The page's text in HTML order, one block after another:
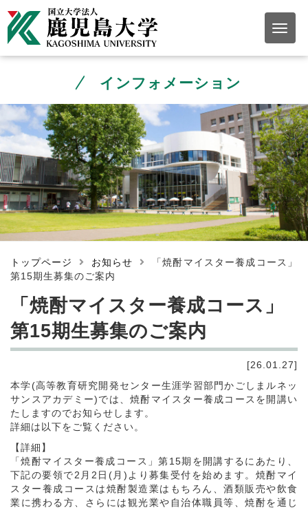
インフォメーション
トップページ お知らせ
「焼酎マイスター養成コース」
第15期生募集のご案内
「焼酎マイスター養成コース」
第15期生募集のご案内
[26.01.27]
本学(高等教育研究開発センター生涯学習部門かごしまルネッ
サンスアカデミー)では、焼酎マイスター養成コースを開講い
たしますのでお知らせします。
詳細は以下をご覧ください。
【詳細】
「焼酎マイスター養成コース」第15期を開講するにあたり、
下記の要領で2月2日(月)より募集受付を始めます。焼酎マイ
スター養成コースは焼酎製造業はもちろん、酒類販売や飲食
業に携わる方、さらには観光業や自治体職員等、焼酎を通じ